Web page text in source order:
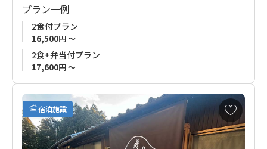
プラン一例
2食付プラン
16,500円 ～
2食+弁当付プラン
17,600円 ～
宿泊施設
お
気
に
入